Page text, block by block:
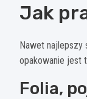
Jak
Nawet najlepszy
opakowanie jest
Folia,